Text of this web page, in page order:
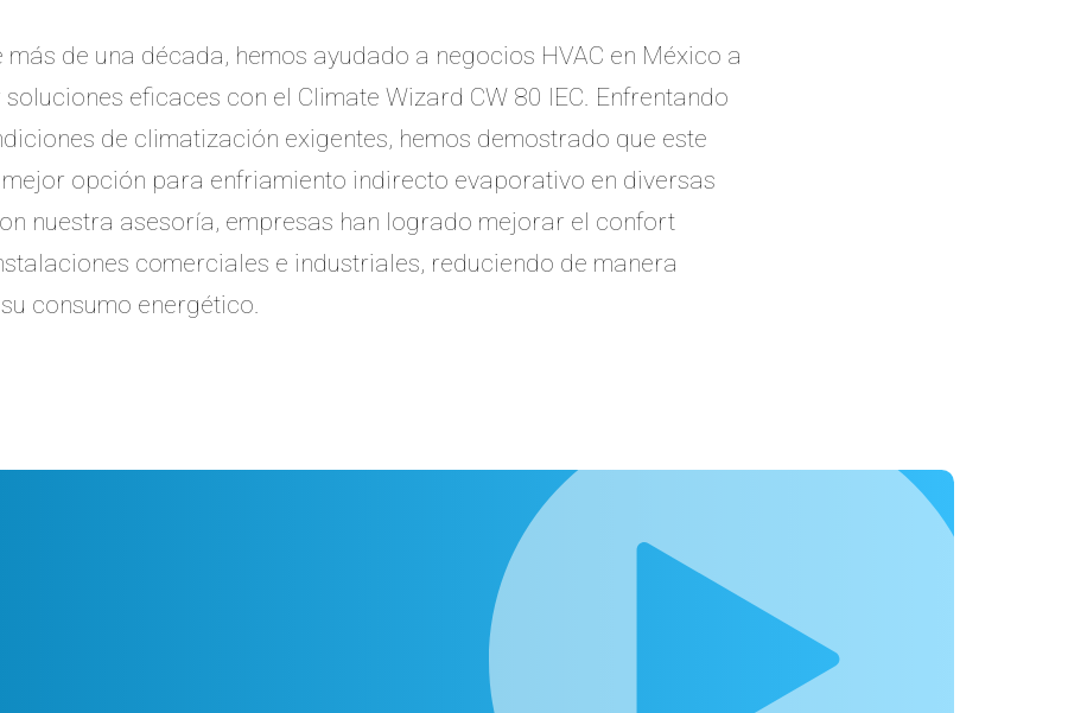
de una década, hemos ayudado a negocios HVAC en México a
eficaces con el Climate Wizard CW 80 IEC. Enfrentando
de climatización exigentes, hemos demostrado que este
opción para enfriamiento indirecto evaporativo en diversas
nuestra asesoría, empresas han logrado mejorar el confort
comerciales e industriales, reduciendo de manera
consumo energético.